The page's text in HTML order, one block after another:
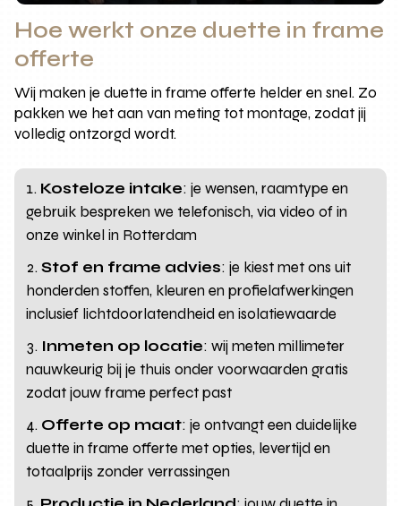
Hoe werkt onze duette in frame
offerte
Wij maken je duette in frame offerte helder en snel. Zo
pakken we het aan van meting tot montage, zodat jij
volledig ontzorgd wordt.
Kosteloze intake: je wensen, raamtype en
gebruik bespreken we telefonisch, via video of in
onze winkel in Rotterdam
Stof en frame advies: je kiest met ons uit
honderden stoffen, kleuren en profielafwerkingen
inclusief lichtdoorlatendheid en isolatiewaarde
Inmeten op locatie: wij meten millimeter
nauwkeurig bij je thuis onder voorwaarden gratis
zodat jouw frame perfect past
Offerte op maat: je ontvangt een duidelijke
duette in frame offerte met opties, levertijd en
totaalprijs zonder verrassingen